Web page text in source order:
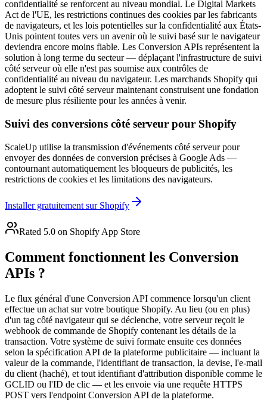
confidentialité se renforcent au niveau mondial. Le Digital Markets
Act de l'UE, les restrictions continues des cookies par les fabricants
de navigateurs, et les lois potentielles sur la confidentialité aux États-
Unis pointent toutes vers un avenir où le suivi basé sur le navigateur
deviendra encore moins fiable. Les Conversion APIs représentent la
solution à long terme du secteur — déplaçant l'infrastructure de suivi
côté serveur où elle n'est pas soumise aux contrôles de
confidentialité au niveau du navigateur. Les marchands Shopify qui
adoptent le suivi côté serveur maintenant construisent une fondation
de mesure plus résiliente pour les années à venir.
Suivi des conversions côté serveur pour Shopify
ScaleUp utilise la transmission d'événements côté serveur pour
envoyer des données de conversion précises à Google Ads —
contournant automatiquement les bloqueurs de publicités, les
restrictions de cookies et les limitations des navigateurs.
Installer gratuitement sur Shopify
Rated 5.0 on Shopify App Store
Comment fonctionnent les Conversion
APIs ?
Le flux général d'une Conversion API commence lorsqu'un client
effectue un achat sur votre boutique Shopify. Au lieu (ou en plus)
d'un tag côté navigateur qui se déclenche, votre serveur reçoit le
webhook de commande de Shopify contenant les détails de la
transaction. Votre système de suivi formate ensuite ces données
selon la spécification API de la plateforme publicitaire — incluant la
valeur de la commande, l'identifiant de transaction, la devise, l'e-mail
du client (haché), et tout identifiant d'attribution disponible comme le
GCLID ou l'ID de clic — et les envoie via une requête HTTPS
POST vers l'endpoint Conversion API de la plateforme.